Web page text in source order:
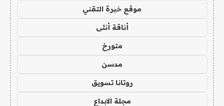
موقع خبرة التقني
أناقة أنثى
متورخ
مدسن
روتانا تسويق
مجلة الابداع